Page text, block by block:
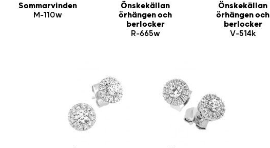
Sommarvinden
M-110w
Önskekällan
örhängen och
berlocker
R-665w
Önskekällan
örhängen och
berlocker
V-514k